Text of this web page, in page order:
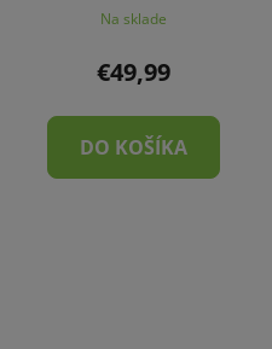
Na sklade
€49,99
DO KOŠÍKA